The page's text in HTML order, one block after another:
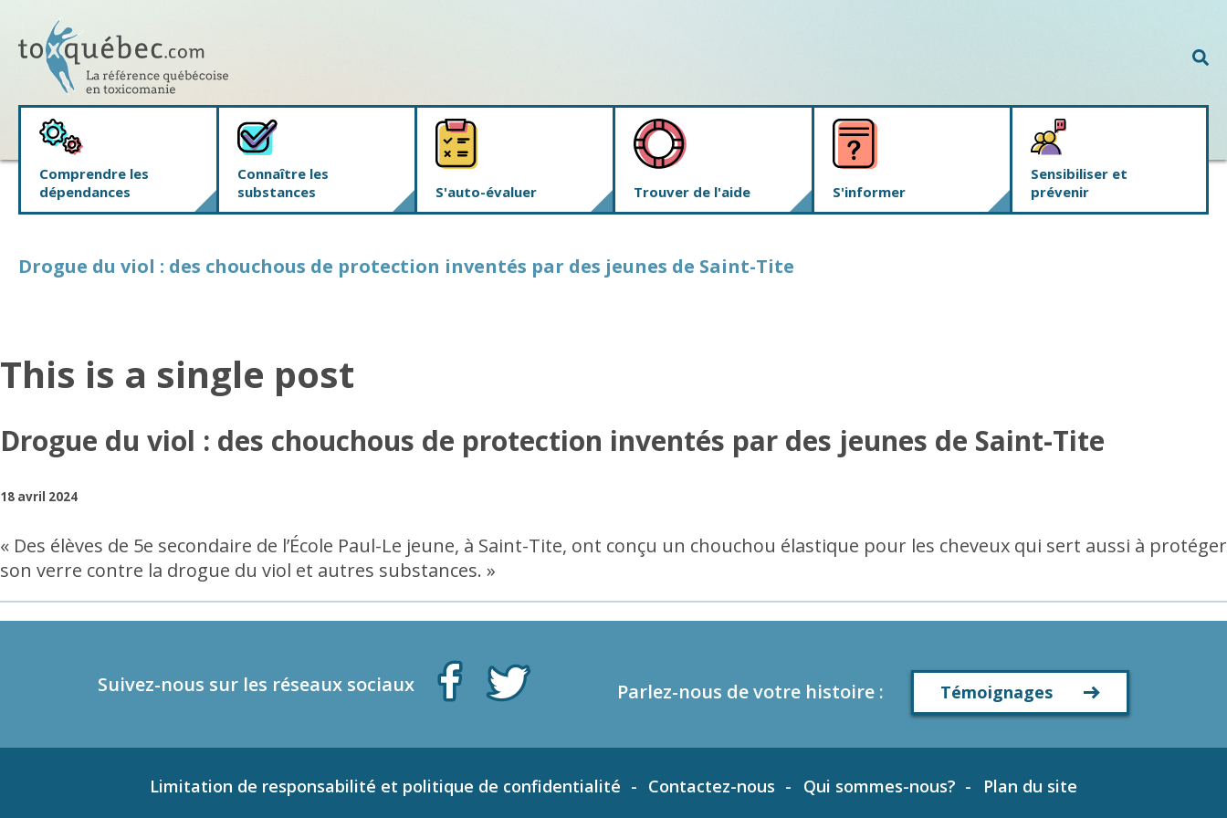
Comprendre les
dépendances
Connaître les
substances
S'auto-évaluer Trouver de l'aide S'informer
Sensibiliser et
prévenir
Drogue du viol : des chouchous de protection inventés par des jeunes de Saint-Tite
This is a single post
Drogue du viol : des chouchous de protection inventés par des jeunes de Saint-Tite
18 avril 2024
« Des élèves de 5e secondaire de l’École Paul-Le jeune, à Saint-Tite, ont conçu un chouchou élastique pour les cheveux qui sert aussi à protéger
son verre contre la drogue du viol et autres substances. »
Suivez-nous sur les réseaux sociaux Parlez-nous de votre histoire : Témoignages
Limitation de responsabilité et politique de confidentialité Contactez-nous Qui sommes-nous? Plan du site